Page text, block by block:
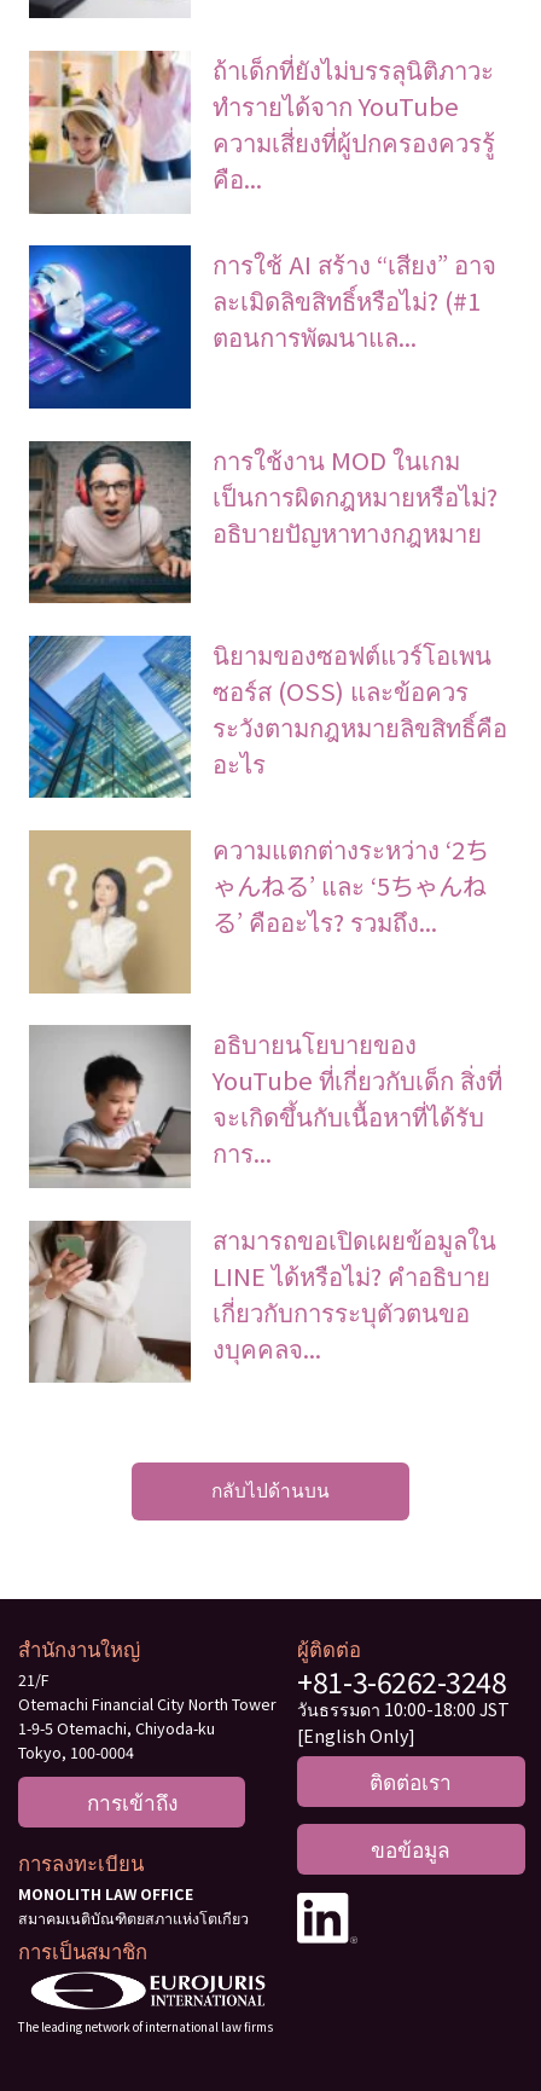
ถ้าเด็กที่ยังไม่บรรลุนิติภาวะ
ทำรายได้จาก YouTube
ความเสี่ยงที่ผู้ปกครองควรรู้
คือ...
การใช้ AI สร้าง “เสียง” อาจ
ละเมิดลิขสิทธิ์หรือไม่? (#1
ตอนการพัฒนาแล...
การใช้งาน MOD ในเกม
เป็นการผิดกฎหมายหรือไม่?
อธิบายปัญหาทางกฎหมาย
นิยามของซอฟต์แวร์โอเพน
ซอร์ส (OSS) และข้อควร
ระวังตามกฎหมายลิขสิทธิ์คือ
อะไร
ความแตกต่างระหว่าง ‘2ち
ゃんねる’ และ ‘5ちゃんね
る’ คืออะไร? รวมถึง...
อธิบายนโยบายของ
YouTube ที่เกี่ยวกับเด็ก สิ่งที่
จะเกิดขึ้นกับเนื้อหาที่ได้รับ
การ...
สามารถขอเปิดเผยข้อมูลใน
LINE ได้หรือไม่? คําอธิบาย
เกี่ยวกับการระบุตัวตนขอ
งบุคคลจ...
กลับไปด้านบน
สำนักงานใหญ่
21/F
Otemachi Financial City North Tower
1-9-5 Otemachi, Chiyoda-ku
Tokyo, 100-0004
การเข้าถึง
การลงทะเบียน
MONOLITH LAW OFFICE
สมาคมเนติบัณฑิตยสภาแห่งโตเกียว
การเป็นสมาชิก
The leading network of international law firms
ผู้ติดต่อ
+81-3-6262-3248
วันธรรมดา 10:00-18:00 JST
[English Only]
ติดต่อเรา
ขอข้อมูล